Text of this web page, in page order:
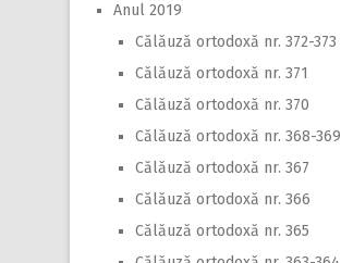
Anul 2019
Călăuză ortodoxă nr. 372-373
Călăuză ortodoxă nr. 371
Călăuză ortodoxă nr. 370
Călăuză ortodoxă nr. 368-369
Călăuză ortodoxă nr. 367
Călăuză ortodoxă nr. 366
Călăuză ortodoxă nr. 365